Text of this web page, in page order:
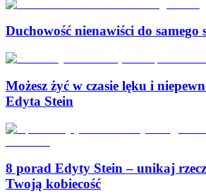
Duchowość nienawiści do samego
Możesz żyć w czasie lęku i
Edyta Stein
8 porad Edyty Stein – unikaj
Twoją kobiecość